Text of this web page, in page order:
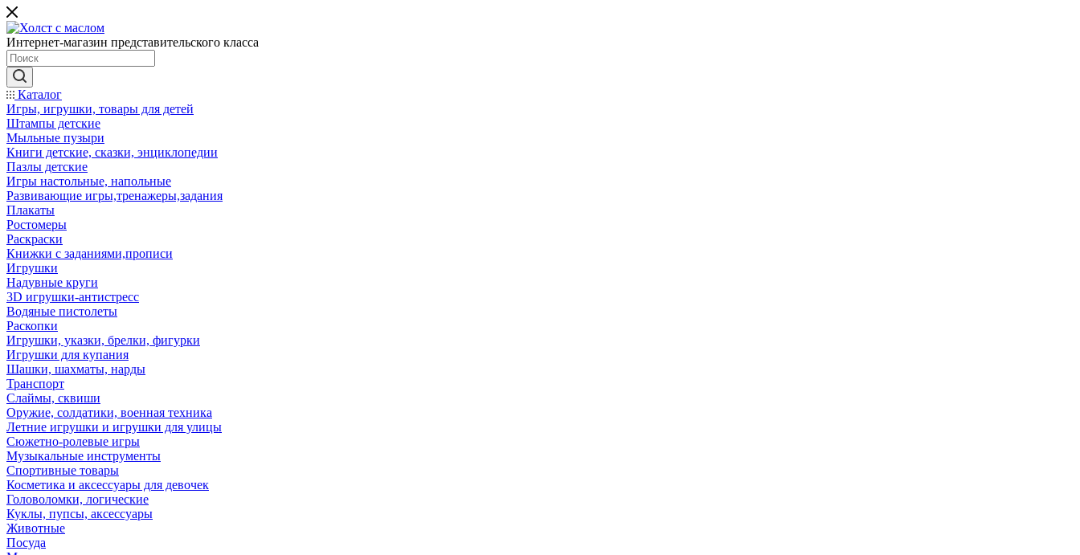
Интернет-магазин представительского класса
Каталог
Игры, игрушки, товары для детей
Штампы детские
Мыльные пузыри
Книги детские, сказки, энциклопедии
Пазлы детские
Игры настольные, напольные
Развивающие игры,тренажеры,задания
Плакаты
Ростомеры
Раскраски
Книжки с заданиями,прописи
Игрушки
Надувные круги
3D игрушки-антистресс
Водяные пистолеты
Раскопки
Игрушки, указки, брелки, фигурки
Игрушки для купания
Шашки, шахматы, нарды
Транспорт
Слаймы, сквиши
Оружие, солдатики, военная техника
Летние игрушки и игрушки для улицы
Сюжетно-ролевые игры
Музыкальные инструменты
Спортивные товары
Косметика и аксессуары для девочек
Головоломки, логические
Куклы, пупсы, аксессуары
Животные
Посуда